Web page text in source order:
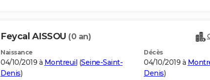
Feycal AISSOU (0 an)
Naissance
04/10/2019 à Montreuil (Seine-Saint-
Denis)
Décès
04/10/2019 à
Denis)